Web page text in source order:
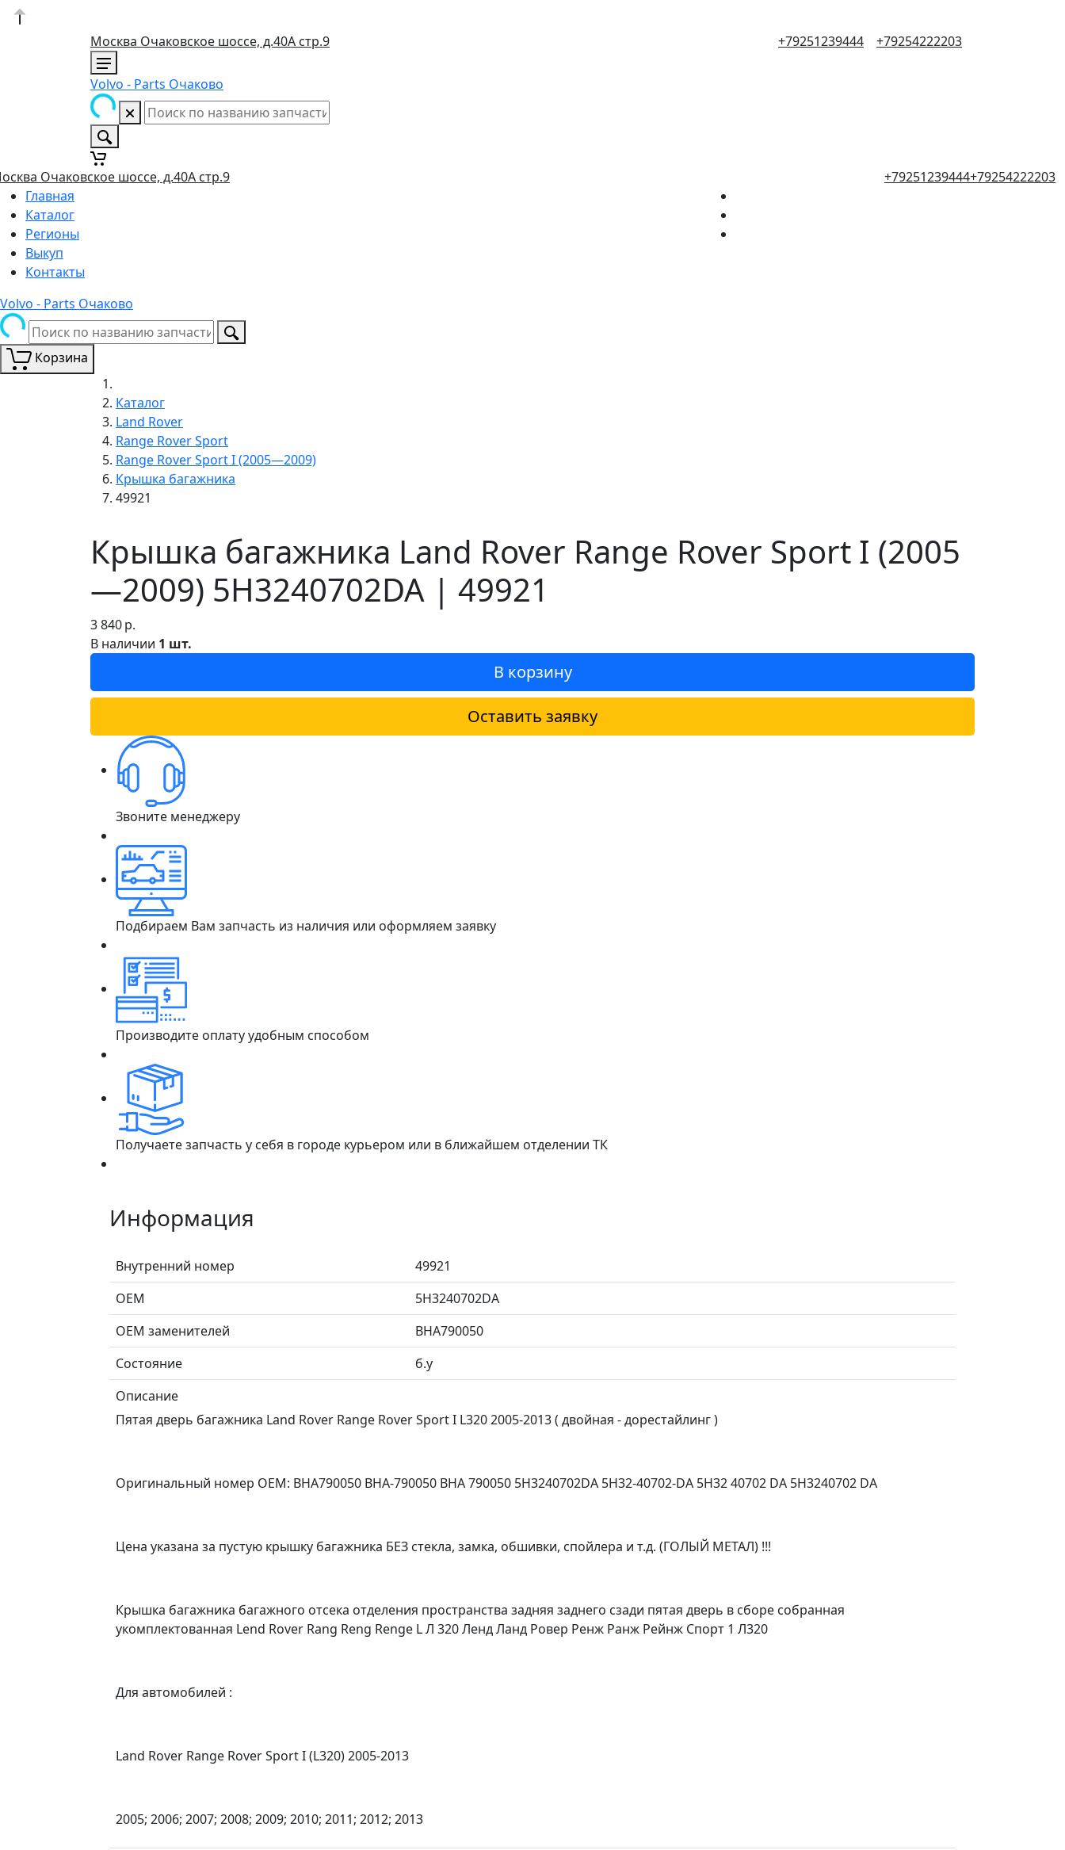
Москва Очаковское шоссе, д.40А стр.9 +79251239444 +79254222203
Volvo - Parts Очаково
Очаковское шоссе, д.40А стр.9 +79251239444+79254222203
Главная
Каталог
Регионы
Выкуп
Контакты
Volvo - Parts Очаково
Корзина
Каталог
Land Rover
Range Rover Sport
Range Rover Sport I (2005—2009)
Крышка багажника
49921
Крышка багажника Land Rover Range Rover Sport I (2005
—2009) 5H3240702DA | 49921
3 840р.
В наличии 1 шт.
В корзину
Оставить заявку
Звоните менеджеру
Подбираем Вам запчасть из наличия или оформляем заявку
Производите оплату удобным способом
Получаете запчасть у себя в городе курьером или в ближайшем отделении ТК
Информация
Внутренний номер
49921
ОЕМ
5H3240702DA
ОЕМ заменителей
BHA790050
Состояние
б.у
Описание
Пятая дверь багажника Land Rover Range Rover Sport I L320 2005-2013 ( двойная - дорестайлинг )
Оригинальный номер OEM: BHA790050 BHA-790050 BHA 790050 5H3240702DA 5H32-40702-DA 5H32 40702 DA 5H3240702 DA
Цена указана за пустую крышку багажника БЕЗ стекла, замка, обшивки, спойлера и т.д. (ГОЛЫЙ МЕТАЛ) !!!
Крышка багажника багажного отсека отделения пространства задняя заднего сзади пятая дверь в сборе собранная
укомплектованная Lend Rover Rang Reng Renge L Л 320 Ленд Ланд Ровер Ренж Ранж Рейнж Спорт 1 Л320
Для автомобилей :
Land Rover Range Rover Sport I (L320) 2005-2013
2005; 2006; 2007; 2008; 2009; 2010; 2011; 2012; 2013